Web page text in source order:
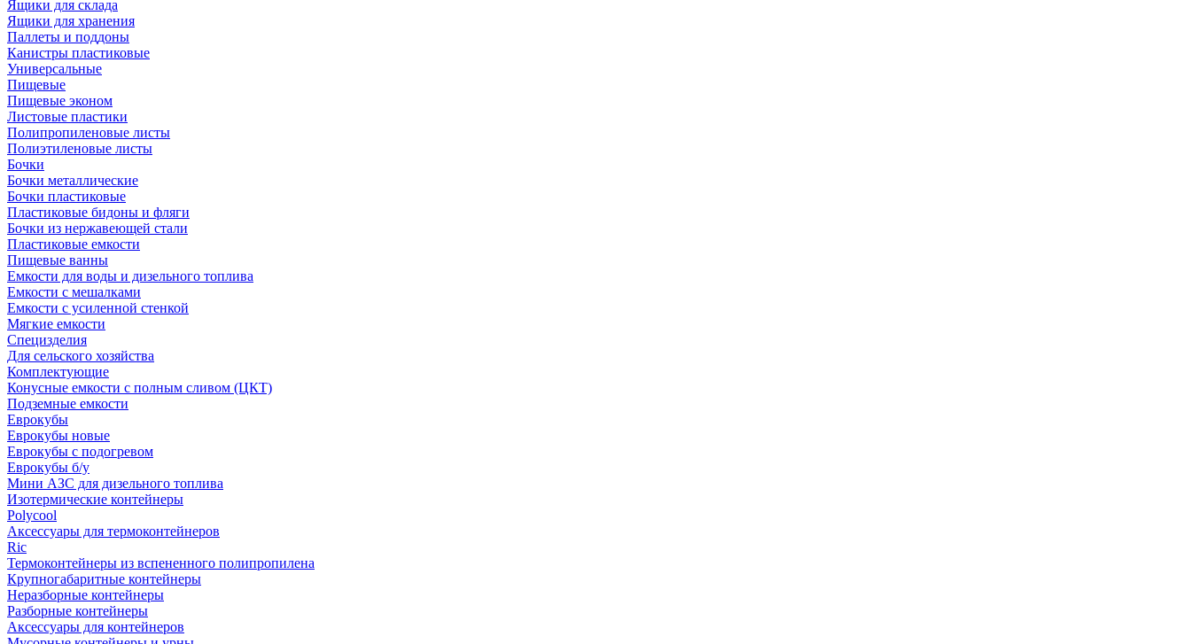
Ящики для склада
Ящики для хранения
Паллеты и поддоны
Канистры пластиковые
Универсальные
Пищевые
Пищевые эконом
Листовые пластики
Полипропиленовые листы
Полиэтиленовые листы
Бочки
Бочки металлические
Бочки пластиковые
Пластиковые бидоны и фляги
Бочки из нержавеющей стали
Пластиковые емкости
Пищевые ванны
Емкости для воды и дизельного топлива
Емкости с мешалками
Емкости с усиленной стенкой
Мягкие емкости
Специзделия
Для сельского хозяйства
Комплектующие
Конусные емкости с полным сливом (ЦКТ)
Подземные емкости
Еврокубы
Еврокубы новые
Еврокубы с подогревом
Еврокубы б/у
Мини АЗС для дизельного топлива
Изотермические контейнеры
Polycool
Аксессуары для термоконтейнеров
Ric
Термоконтейнеры из вспененного полипропилена
Крупногабаритные контейнеры
Неразборные контейнеры
Разборные контейнеры
Аксессуары для контейнеров